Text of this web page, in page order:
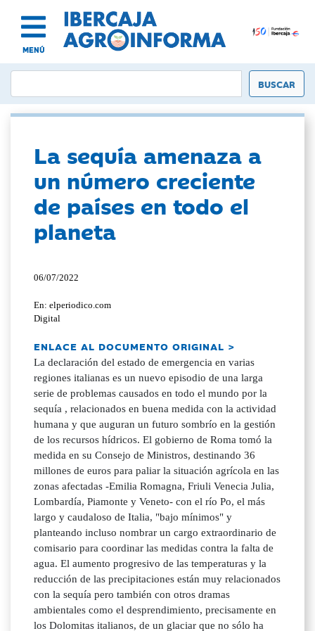
MENÚ
La sequía amenaza a
un número creciente
de países en todo el
planeta
06/07/2022
En: elperiodico.com
Digital
ENLACE AL DOCUMENTO ORIGINAL >
La declaración del estado de emergencia en varias
regiones italianas es un nuevo episodio de una larga
serie de problemas causados en todo el mundo por la
sequía , relacionados en buena medida con la actividad
humana y que auguran un futuro sombrío en la gestión
de los recursos hídricos. El gobierno de Roma tomó la
medida en su Consejo de Ministros, destinando 36
millones de euros para paliar la situación agrícola en las
zonas afectadas -Emilia Romagna, Friuli Venecia Julia,
Lombardía, Piamonte y Veneto- con el río Po, el más
largo y caudaloso de Italia, "bajo mínimos" y
planteando incluso nombrar un cargo extraordinario de
comisario para coordinar las medidas contra la falta de
agua. El aumento progresivo de las temperaturas y la
reducción de las precipitaciones están muy relacionados
con la sequía pero también con otros dramas
ambientales como el desprendimiento, precisamente en
los Dolomitas italianos, de un glaciar que no sólo ha